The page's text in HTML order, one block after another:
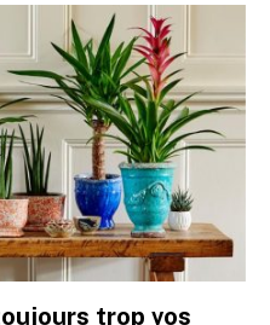
trop vos